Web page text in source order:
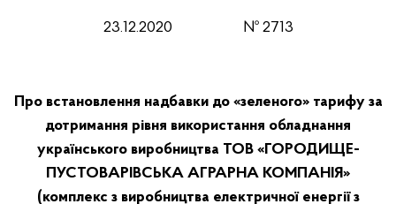
23.12.2020 № 2713
Про встановлення надбавки до «зеленого» тарифу за
дотримання рівня використання обладнання
українського виробництва ТОВ «ГОРОДИЩЕ-
ПУСТОВАРІВСЬКА АГРАРНА КОМПАНІЯ»
(комплекс з виробництва електричної енергії з